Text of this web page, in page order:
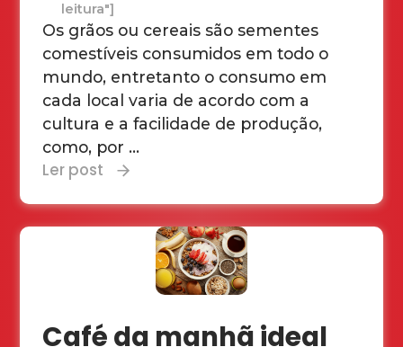
leitura"]
Os grãos ou cereais são sementes
comestíveis consumidos em todo o
mundo, entretanto o consumo em
cada local varia de acordo com a
cultura e a facilidade de produção,
como, por ...
Ler post
Café da manhã ideal